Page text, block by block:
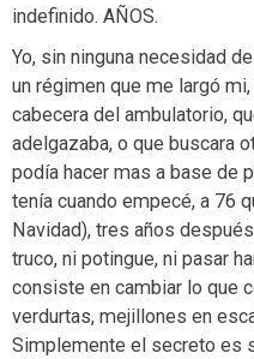
indefinido. AÑOS.
Yo, sin ninguna necesidad
un régimen que me largó
cabecera del ambulatorio,
adelgazaba, o que buscara
podía hacer mas a base de
tenía cuando empecé, a 76
Navidad), tres años
truco, ni potingue, ni pasar
consiste en cambiar lo que
verdurtas, mejillones en
Simplemente el secreto es